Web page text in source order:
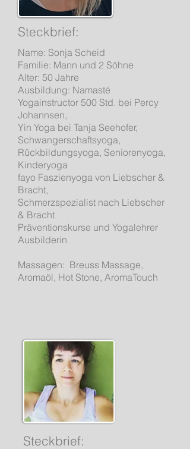
Steckbrief:
Name: Sonja Scheid
Familie: Mann und 2 Söhne
Alter: 50 Jahre
Ausbildung: Namasté
Yogainstructor 500 Std. bei Percy
Johannsen,
Yin Yoga bei Tanja Seehofer,
Schwangerschaftsyoga,
Rückbildungsyoga, Seniorenyoga,
Kinderyoga
fayo Faszienyoga von Liebscher &
Bracht,
Schmerzspezialist nach Liebscher
& Bracht
Präventionskurse und Yogalehrer
Ausbilderin
Massagen: Breuss Massage,
Aromaöl, Hot Stone, AromaTouch
Steckbrief: